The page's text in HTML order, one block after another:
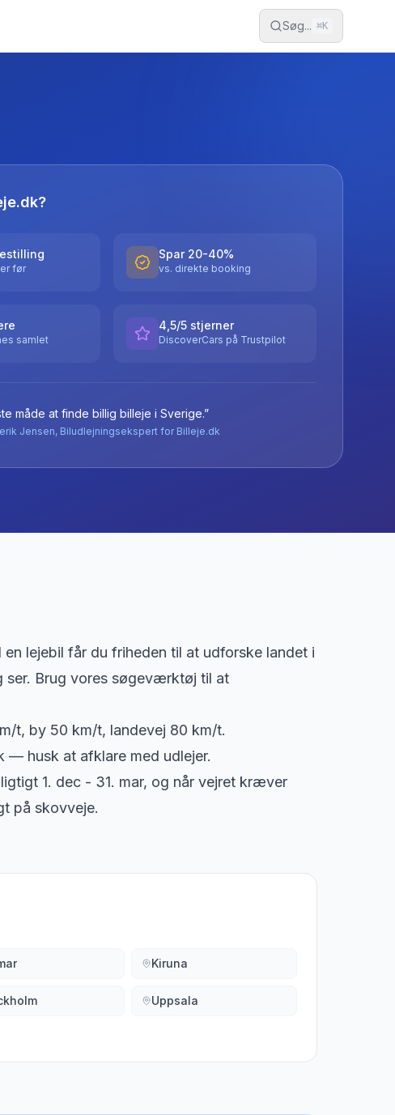
Søg... ⌘K
før
Spar 20-40%
vs. direkte booking
samlet
4,5/5 stjerner
DiscoverCars på Trustpilot
måde at finde billig billeje i Sverige.”
Jensen, Biludlejningsekspert for Billeje.dk
lejebil får du friheden til at udforske landet i
ser. Brug vores søgeværktøj til at
t, by 50 km/t, landevej 80 km/t.
— husk at afklare med udlejer.
1. dec - 31. mar, og når vejret kræver
på skovveje.
Kiruna
Uppsala